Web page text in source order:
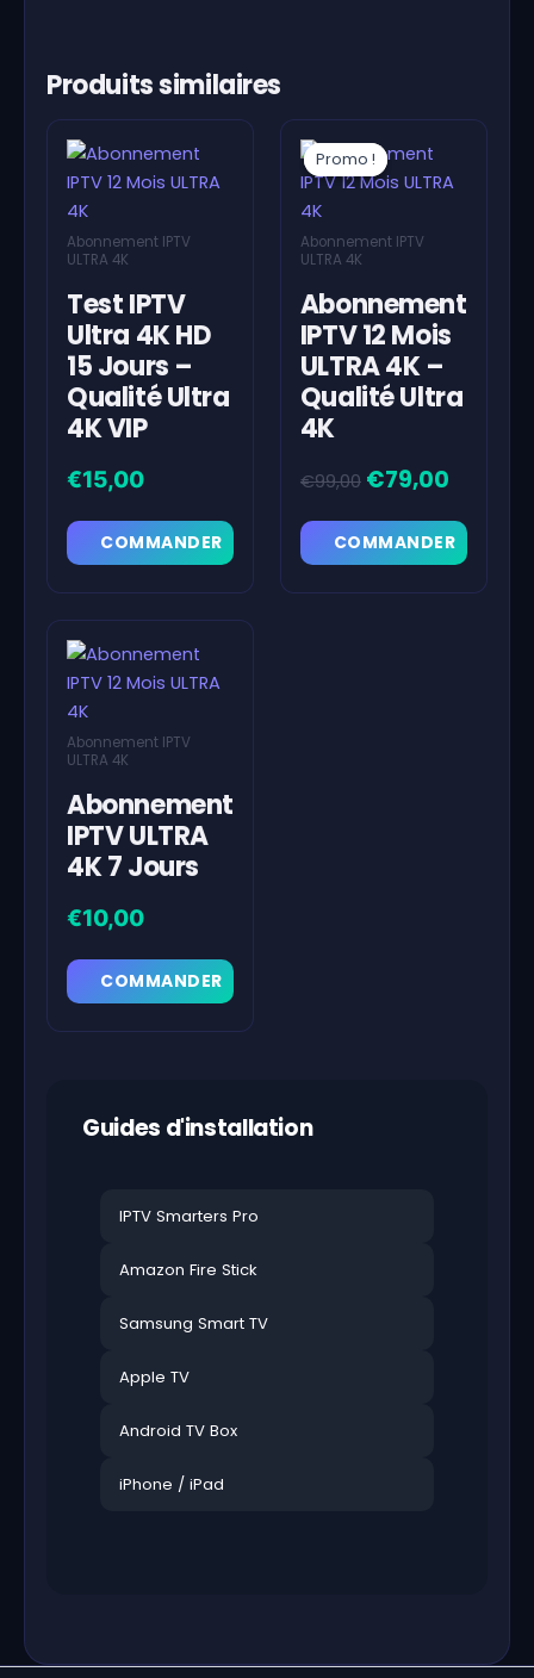
Produits similaires
Abonnement IPTV
ULTRA 4K
Test IPTV
Ultra 4K HD
15 Jours –
Qualité Ultra
4K VIP
€15,00
COMMANDER
Promo !
Promo !
Abonnement IPTV
ULTRA 4K
Abonnement
IPTV 12 Mois
ULTRA 4K –
Qualité Ultra
4K
€99,00 Le
initial
était :
€99,00.
€79,00Le
actuel
est :
€79,00.
COMMANDER
Abonnement IPTV
ULTRA 4K
Abonnement
IPTV ULTRA
4K 7 Jours
€10,00
COMMANDER
Guides d'installation
IPTV Smarters Pro
Amazon Fire Stick
Samsung Smart TV
Apple TV
Android TV Box
iPhone / iPad